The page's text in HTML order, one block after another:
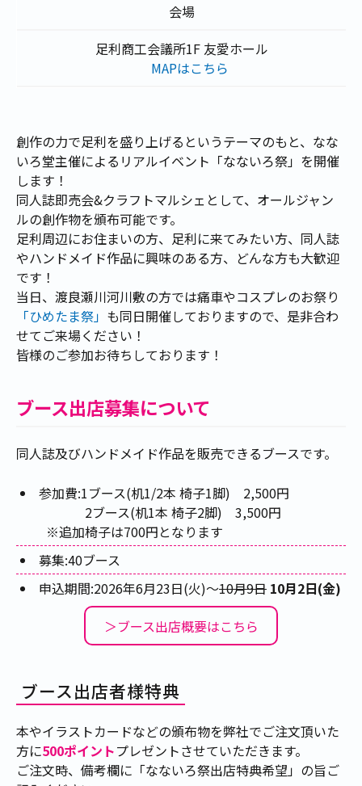
会場
足利商工会議所1F 友愛ホール
MAPはこちら
創作の力で足利を盛り上げるというテーマのもと、なな
いろ堂主催によるリアルイベント「なないろ祭」を開催
します！
同人誌即売会&クラフトマルシェとして、オールジャン
ルの創作物を頒布可能です。
足利周辺にお住まいの方、足利に来てみたい方、同人誌
やハンドメイド作品に興味のある方、どんな方も大歓迎
です！
当日、渡良瀬川河川敷の方では痛車やコスプレのお祭り
「ひめたま祭」 も同日開催しておりますので、是非合わ
せてご来場ください！
皆様のご参加お待ちしております！
ブース出店募集について
同人誌及びハンドメイド作品を販売できるブースです。
参加費:1ブース(机1/2本 椅子1脚) 2,500円
2ブース(机1本 椅子2脚) 3,500円
※追加椅子は700円となります
募集:40ブース
申込期間:2026年6月23日(火)～10月9日 10月2日(金)
＞ブース出店概要はこちら
ブース出店者様特典
本やイラストカードなどの頒布物を弊社でご注文頂いた
方に500ポイントプレゼントさせていただきます。
ご注文時、備考欄に「なないろ祭出店特典希望」の旨ご